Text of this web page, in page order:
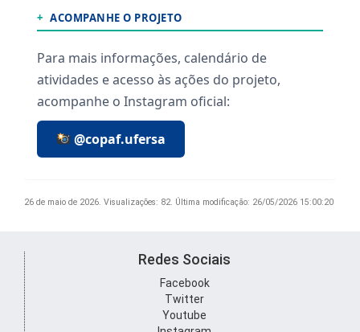
+ ACOMPANHE O PROJETO
Para mais informações, calendário de
atividades e acesso às ações do projeto,
acompanhe o Instagram oficial:
@copaf.ufersa
26 de maio de 2026. Visualizações: 82. Última modificação: 26/05/2026 15:00:20
Redes Sociais
Facebook
Twitter
Youtube